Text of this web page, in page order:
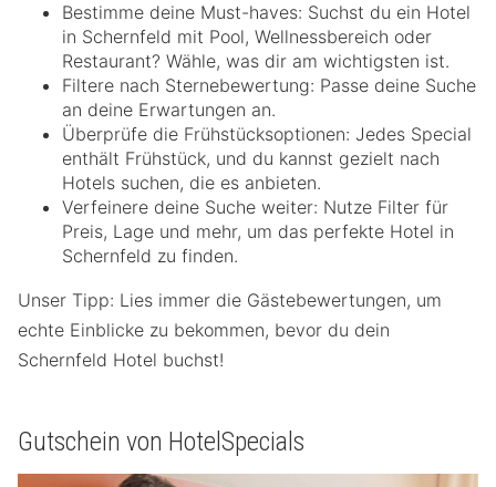
Bestimme deine Must-haves: Suchst du ein Hotel
in Schernfeld mit Pool, Wellnessbereich oder
Restaurant? Wähle, was dir am wichtigsten ist.
Filtere nach Sternebewertung: Passe deine Suche
an deine Erwartungen an.
Überprüfe die Frühstücksoptionen: Jedes Special
enthält Frühstück, und du kannst gezielt nach
Hotels suchen, die es anbieten.
Verfeinere deine Suche weiter: Nutze Filter für
Preis, Lage und mehr, um das perfekte Hotel in
Schernfeld zu finden.
Unser Tipp: Lies immer die Gästebewertungen, um
echte Einblicke zu bekommen, bevor du dein
Schernfeld Hotel buchst!
Gutschein von HotelSpecials